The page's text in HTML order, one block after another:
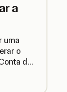
a
uma
o
da